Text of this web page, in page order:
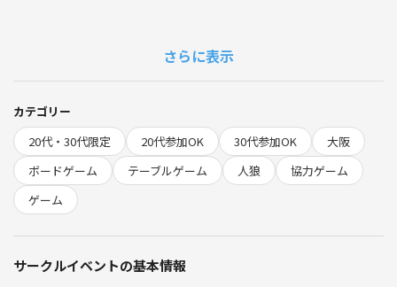
つなげーとから入った時にどちらに参加希望かどちらでもいいか教えて
マダミスを初めてする人ばっかりなので慣れてない方も大歓迎です😁
参加費1000円（つなげーと500+当日500円）
＋初めての方はつなげーと参加手数料500円です！
「気軽に来て一緒に楽しみましょう♪」
さらに表示
カテゴリー
20代・30代限定
20代参加OK 30代参加OK
大阪
ボードゲーム
テーブルゲーム 人狼
協力ゲーム
ゲーム
サークルイベントの基本情報